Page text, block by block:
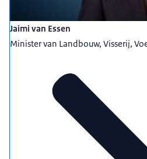
Jaimi van Essen
Minister van Landbouw, Visserij,